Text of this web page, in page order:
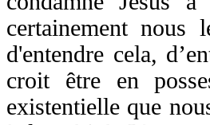
certainement nous
d'entendre cela,
croit être en
existentielle que